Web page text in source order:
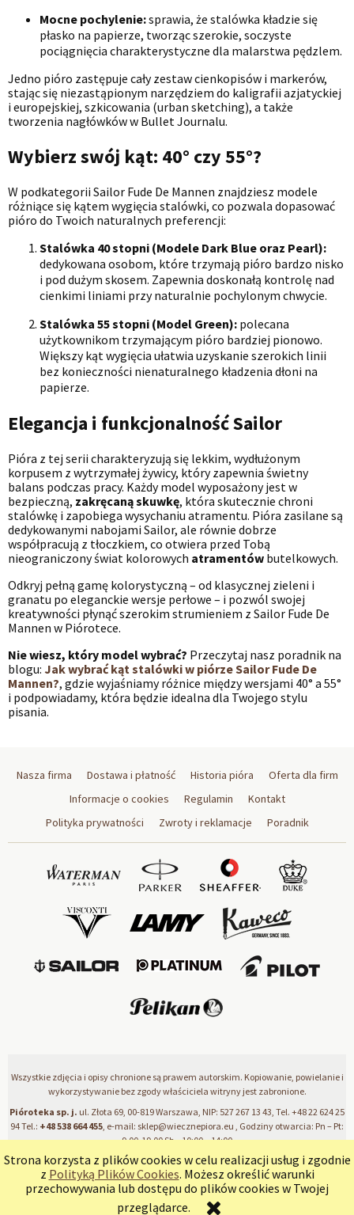
Strona korzysta z plików cookies w celu realizacji usług i zgodnie
z Polityką Plików Cookies. Możesz określić warunki
przechowywania lub dostępu do plików cookies w Twojej
przeglądarce.
Mocne pochylenie:sprawia, że stalówka kładzie się
płasko na papierze, tworząc szerokie, soczyste
pociągnięcia charakterystyczne dla malarstwa pędzlem.
Jedno pióro zastępuje cały zestaw cienkopisów i markerów,
stając się niezastąpionym narzędziem do kaligrafii azjatyckiej
i europejskiej, szkicowania (urban sketching), a także
tworzenia nagłówków w Bullet Journalu.
Wybierz swój kąt: 40° czy 55°?
W podkategorii Sailor Fude De Mannen znajdziesz modele
różniące się kątem wygięcia stalówki, co pozwala dopasować
pióro do Twoich naturalnych preferencji:
Stalówka 40 stopni (Modele Dark Blue oraz Pearl):
dedykowana osobom, które trzymają pióro bardzo nisko
i pod dużym skosem. Zapewnia doskonałą kontrolę nad
cienkimi liniami przy naturalnie pochylonym chwycie.
Stalówka 55 stopni (Model Green): polecana
użytkownikom trzymającym pióro bardziej pionowo.
Większy kąt wygięcia ułatwia uzyskanie szerokich linii
bez konieczności nienaturalnego kładzenia dłoni na
papierze.
Elegancja i funkcjonalność Sailor
Pióra z tej serii charakteryzują się lekkim, wydłużonym
korpusem z wytrzymałej żywicy, który zapewnia świetny
balans podczas pracy. Każdy model wyposażony jest w
bezpieczną, zakręcaną skuwkę, która skutecznie chroni
stalówkę i zapobiega wysychaniu atramentu. Pióra zasilane są
dedykowanymi nabojami Sailor, ale równie dobrze
współpracują z tłoczkiem, co otwiera przed Tobą
nieograniczony świat kolorowych atramentów butelkowych.
Odkryj pełną gamę kolorystyczną – od klasycznej zieleni i
granatu po eleganckie wersje perłowe – i pozwól swojej
kreatywności płynąć szerokim strumieniem z Sailor Fude De
Mannen w Piórotece.
Nie wiesz, który model wybrać? Przeczytaj nasz poradnik na
blogu: Jak wybrać kąt stalówki w piórze Sailor Fude De
Mannen?, gdzie wyjaśniamy różnice między wersjami 40° a 55°
i podpowiadamy, która będzie idealna dla Twojego stylu
pisania.
Nasza firma Dostawa i płatność Historia pióra
Oferta dla firm
Informacje o cookies
Regulamin
Kontakt
Polityka prywatności
Zwroty i reklamacje Poradnik
Wszystkie zdjęcia i opisy chronione są prawem autorskim. Kopiowanie, powielanie i
wykorzystywanie bez zgody właściciela witryny jest zabronione.
Pióroteka sp. j. ul. Złota 69, 00-819 Warszawa, NIP: 527 267 13 43, Tel. +48 22 624 25
94Tel.: +48 538 664 455 , e-mail: sklep@wiecznepiora.eu , Godziny otwarcia: Pn – Pt:
9.00-19.00 Sb – 10:00 – 14:00
pokaż pełną wersję strony